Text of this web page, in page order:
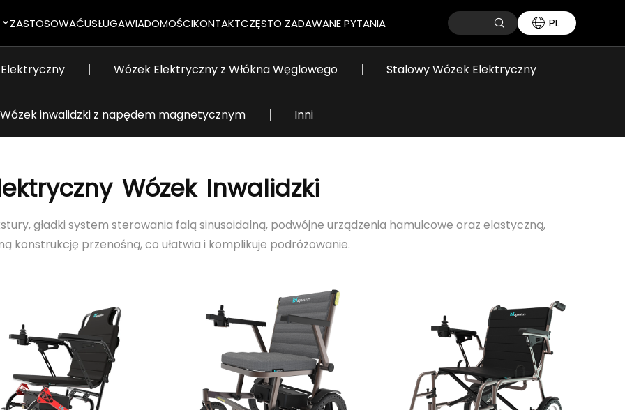
ZASTOSOWAĆUSŁUGAWIADOMOŚCIKONTAKTCZĘSTO ZADAWANE PYTANIA PL
Wózek Elektryczny z Włókna Węglowego Stalowy Wózek Elektryczny
Wózek inwalidzki z napędem magnetycznym Inni
Wózek Inwalidzki
gładki system sterowania falą sinusoidalną, podwójne urządzenia hamulcowe oraz elastyczną,
konstrukcję przenośną, co ułatwia i komplikuje podróżowanie.